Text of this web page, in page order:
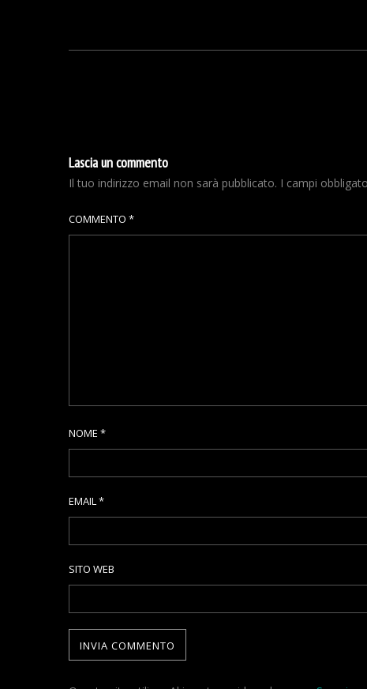
Lascia un commento
Il tuo indirizzo email non sarà pubblicato. I campi
COMMENTO *
NOME *
EMAIL*
SITO WEB